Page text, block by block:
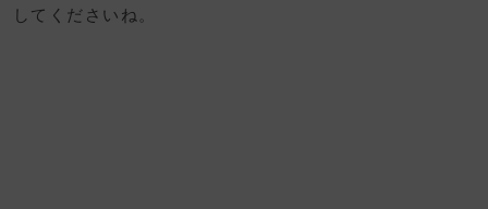
してくださいね。